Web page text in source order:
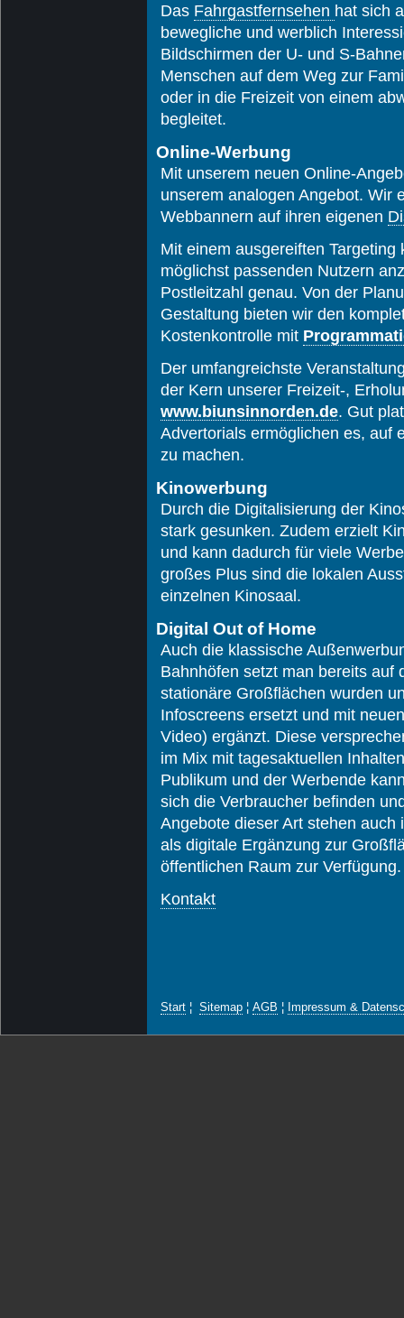
Das Fahrgastfernsehen hat sich
bewegliche und werblich
Bildschirmen der U- und S-
Menschen auf dem Weg zur
oder in die Freizeit von einem
begleitet.
Online-Werbung
Mit unserem neuen Online-
unserem analogen Angebot. Wir
Webbannern auf ihren eigenen
Mit einem ausgereiften
möglichst passenden Nutzern
Postleitzahl genau. Von der
Gestaltung bieten wir den
Kostenkontrolle mit
Der umfangreichste
der Kern unserer Freizeit-,
www.biunsinnorden.de. Gut
Advertorials ermöglichen es, auf
zu machen.
Kinowerbung
Durch die Digitalisierung der
stark gesunken. Zudem erzielt
und kann dadurch für viele
großes Plus sind die lokalen
einzelnen Kinosaal.
Digital Out of Home
Auch die klassische
Bahnhöfen setzt man bereits auf
stationäre Großflächen wurden
Infoscreens ersetzt und mit
Video) ergänzt. Diese
im Mix mit tagesaktuellen
Publikum und der Werbende
sich die Verbraucher befinden
Angebote dieser Art stehen
als digitale Ergänzung zur
öffentlichen Raum zur Verfügung.
Kontakt
Start ¦ Sitemap ¦ AGB ¦ Impressum &